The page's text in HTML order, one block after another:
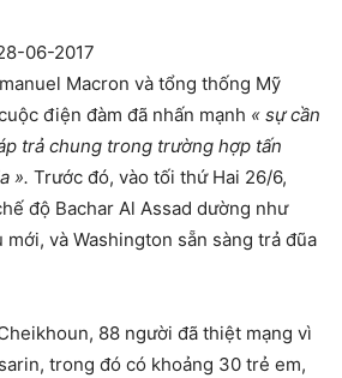
06-2017
Macron và tổng thống Mỹ
điện đàm đã nhấn mạnh « sự cần
trả chung trong trường hợp tấn
». Trước đó, vào tối thứ Hai 26/6,
độ Bachar Al Assad dường như
và Washington sẵn sàng trả đũa
88 người đã thiệt mạng vì
trong đó có khoảng 30 trẻ em,